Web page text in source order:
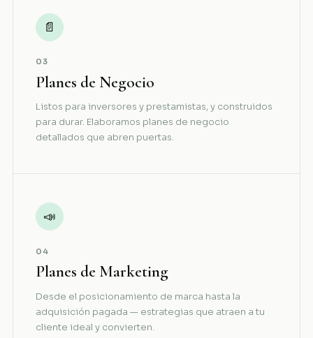
📄
03
Planes de Negocio
Listos para inversores y prestamistas, y construidos
para durar. Elaboramos planes de negocio
detallados que abren puertas.
📣
04
Planes de Marketing
Desde el posicionamiento de marca hasta la
adquisición pagada — estrategias que atraen a tu
cliente ideal y convierten.